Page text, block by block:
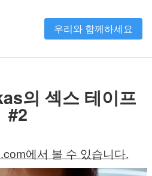
우리와 함께하세요
의 섹스 테이프
#2
에서 볼 수 있습니다.